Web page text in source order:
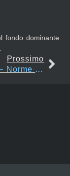
fondo dominante
Prossimo
Art. 1084 – Norme Regolatrici Della Servitù